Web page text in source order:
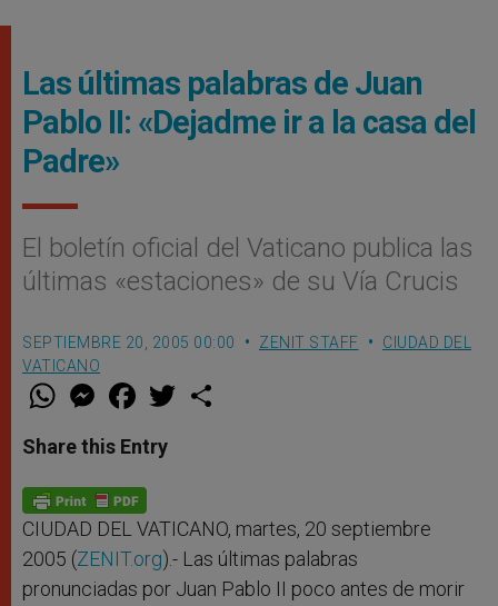
Las últimas palabras de Juan
Pablo II: «Dejadme ir a la casa del
Padre»
El boletín oficial del Vaticano publica las
últimas «estaciones» de su Vía Crucis
SEPTIEMBRE 20, 2005 00:00 ZENIT STAFF
CIUDAD DEL
VATICANO
W
t
s
p
p
M
e
s
e
g
e
r
F
a
e
b
o
k
w
Share this Entry
CIUDAD DEL VATICANO, martes, 20 septiembre
2005 (ZENIT.org).- Las últimas palabras
pronunciadas por Juan Pablo II poco antes de morir